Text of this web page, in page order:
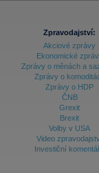
Zpravodajství:
Akciové zprávy
Ekonomické
Zprávy o měnách a
Zprávy o
Zprávy o HDP
ČNB
Grexit
Brexit
Volby v USA
Video
Investiční